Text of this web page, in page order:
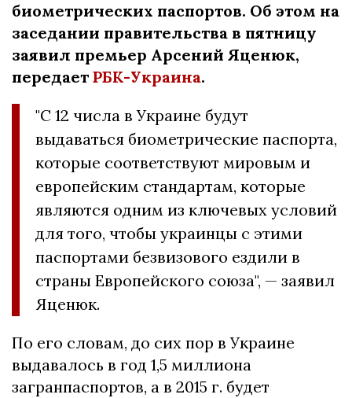
биометрических паспортов. Об этом на
заседании правительства в пятницу
заявил премьер Арсений Яценюк,
передает РБК-Украина.
"С 12 числа в Украине будут
выдаваться биометрические паспорта,
которые соответствуют мировым и
европейским стандартам, которые
являются одним из ключевых условий
для того, чтобы украинцы с этими
паспортами безвизового ездили в
страны Европейского союза", — заявил
Яценюк.
По его словам, до сих пор в Украине
выдавалось в год 1,5 миллиона
загранпаспортов, а в 2015 г. будет